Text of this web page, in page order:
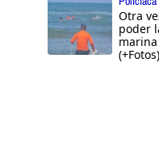
Otra
poder
(+Fotos)